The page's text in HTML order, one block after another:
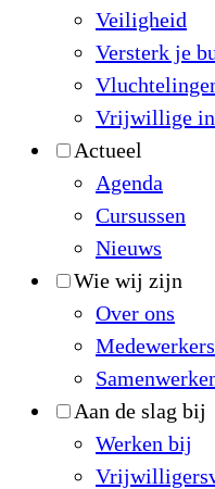
Veiligheid
Versterk je
Vrijwillige
Actueel
Agenda
Cursussen
Nieuws
Wie wij zijn
Over ons
Medewerkers
Aan de slag bij
Werken bij